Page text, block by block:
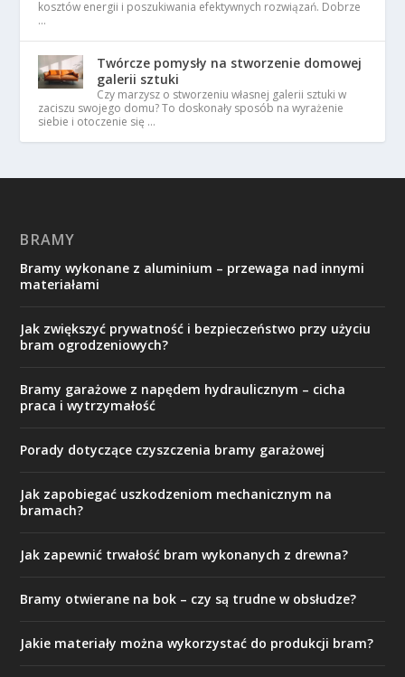
kosztów energii i poszukiwania efektywnych rozwiązań. Dobrze
…
Twórcze pomysły na stworzenie domowej
galerii sztuki
Czy marzysz o stworzeniu własnej galerii sztuki w
zaciszu swojego domu? To doskonały sposób na wyrażenie
siebie i otoczenie się …
BRAMY
Bramy wykonane z aluminium – przewaga nad innymi
materiałami
Jak zwiększyć prywatność i bezpieczeństwo przy użyciu
bram ogrodzeniowych?
Bramy garażowe z napędem hydraulicznym – cicha
praca i wytrzymałość
Porady dotyczące czyszczenia bramy garażowej
Jak zapobiegać uszkodzeniom mechanicznym na
bramach?
Jak zapewnić trwałość bram wykonanych z drewna?
Bramy otwierane na bok – czy są trudne w obsłudze?
Jakie materiały można wykorzystać do produkcji bram?